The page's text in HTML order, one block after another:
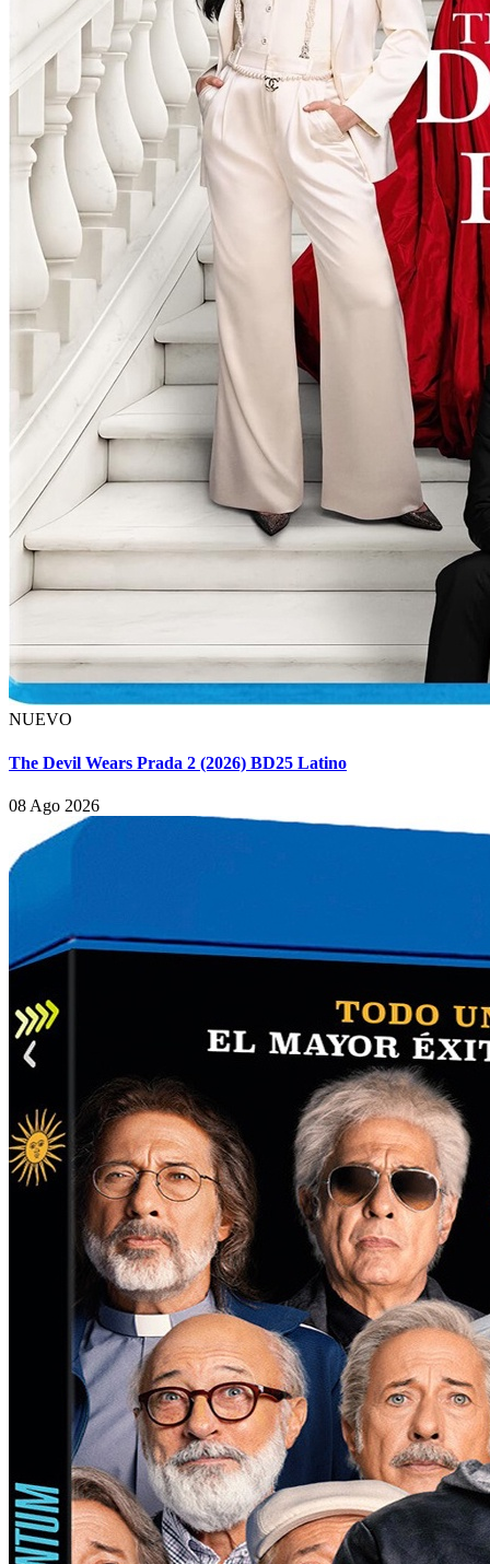
NUEVO
The Devil Wears Prada 2 (2026) BD25 Latino
08 Ago 2026